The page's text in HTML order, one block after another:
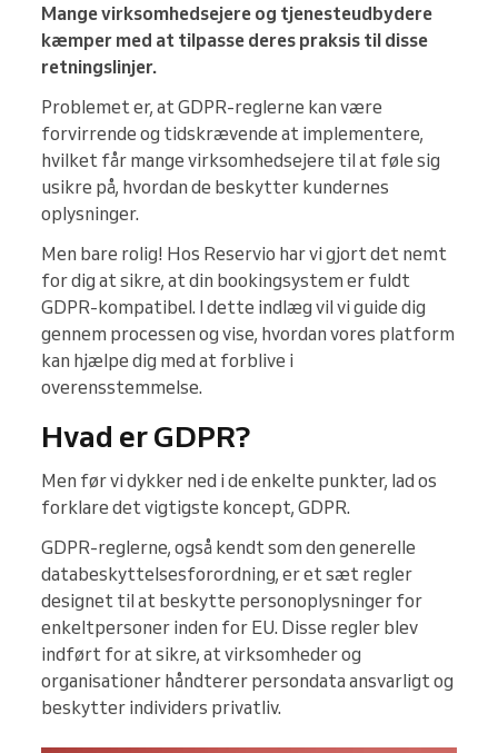
Mange virksomhedsejere og tjenesteudbydere
kæmper med at tilpasse deres praksis til disse
retningslinjer.
Problemet er, at GDPR-reglerne kan være
forvirrende og tidskrævende at implementere,
hvilket får mange virksomhedsejere til at føle sig
usikre på, hvordan de beskytter kundernes
oplysninger.
Men bare rolig! Hos Reservio har vi gjort det nemt
for dig at sikre, at din bookingsystem er fuldt
GDPR-kompatibel. I dette indlæg vil vi guide dig
gennem processen og vise, hvordan vores platform
kan hjælpe dig med at forblive i
overensstemmelse.
Hvad er GDPR?
Men før vi dykker ned i de enkelte punkter, lad os
forklare det vigtigste koncept, GDPR.
GDPR-reglerne, også kendt som den generelle
databeskyttelsesforordning, er et sæt regler
designet til at beskytte personoplysninger for
enkeltpersoner inden for EU. Disse regler blev
indført for at sikre, at virksomheder og
organisationer håndterer persondata ansvarligt og
beskytter individers privatliv.